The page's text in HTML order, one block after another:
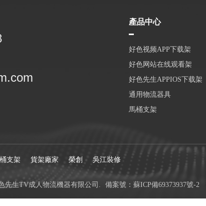
產品中心
好色视频APP下载架
好色网站在线观看架
好色先生APPIOS下载架
通用物流器具
馬桶支架
先生TV成人物流機器有限公司. 備案號： 蘇ICP備69373937號-2
支架 貨架廠家 榮創 吳江裝修